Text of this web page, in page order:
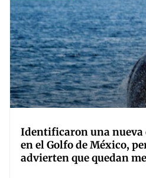
Identificaron una nueva
en el Golfo de México,
advierten que quedan